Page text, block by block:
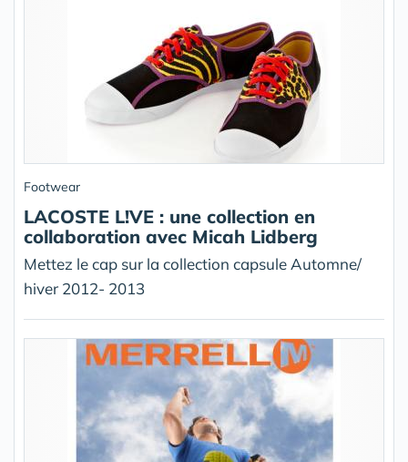
Footwear
LACOSTE L!VE : une collection en
collaboration avec Micah Lidberg
Mettez le cap sur la collection capsule Automne/
hiver 2012- 2013